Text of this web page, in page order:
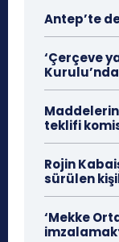
Antep’te
‘Çerçeve
teklifi
Rojin
sürülen
‘Mekke